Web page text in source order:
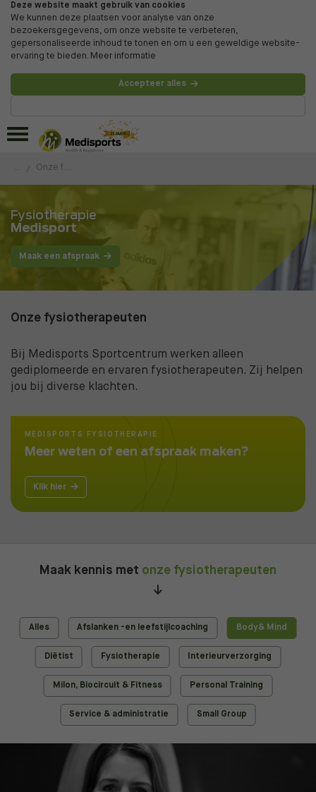
Deze website maakt gebruik van cookies
We kunnen deze plaatsen voor analyse van onze
bezoekersgegevens, om onze website te verbeteren,
gepersonaliseerde inhoud te tonen en om u een geweldige website-
ervaring te bieden. Meer informatie
Accepteer alles
... Onze fysiotherapeuten
Fysiotherapie
Medisport
Maak een afspraak
Onze fysiotherapeuten
Bij Medisports Sportcentrum werken alleen
gediplomeerde en ervaren fysiotherapeuten. Zij helpen
jou bij diverse klachten.
MEDISPORTS FYSIOTHERAPIE
Meer weten of een afspraak maken?
Klik hier
Maak kennis met onze fysiotherapeuten
Alles Afslanken -en leefstijlcoaching Body& Mind
Diëtist Fysiotherapie Interieurverzorging
Milon, Biocircuit & Fitness Personal Training
Service & administratie Small Group